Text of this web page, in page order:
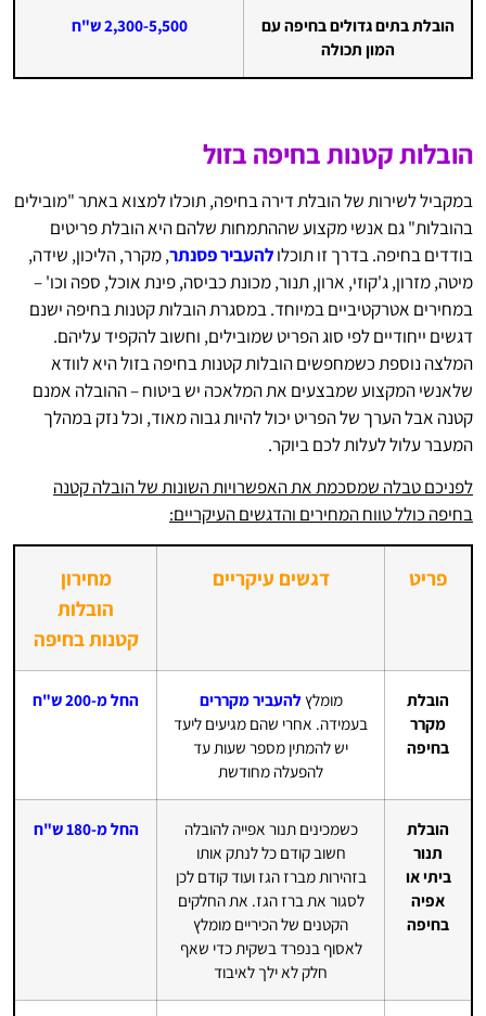
הובלת בתים גדולים בחיפה עם
המון תכולה
2,300-5,500 ש"ח
הובלות קטנות בחיפה בזול
במקביל לשירות של הובלת דירה בחיפה, תוכלו למצוא באתר "מובילים
בהובלות" גם אנשי מקצוע שההתמחות שלהם היא הובלת פריטים
בודדים בחיפה. בדרך זו תוכלולהעביר פסנתר, מקרר, הליכון, שידה,
מיטה, מזרון, ג'קוזי, ארון, תנור, מכונת כביסה, פינת אוכל, ספה וכו' –
במחירים אטרקטיביים במיוחד. במסגרת הובלות קטנות בחיפה ישנם
דגשים ייחודיים לפי סוג הפריט שמובילים, וחשוב להקפיד עליהם.
המלצה נוספת כשמחפשים הובלות קטנות בחיפה בזול היא לוודא
שלאנשי המקצוע שמבצעים את המלאכה יש ביטוח – ההובלה אמנם
קטנה אבל הערך של הפריט יכול להיות גבוה מאוד, וכל נזק במהלך
המעבר עלול לעלות לכם ביוקר.
לפניכם טבלה שמסכמת את האפשרויות השונות של הובלה קטנה
בחיפה כולל טווח המחירים והדגשים העיקריים:
פריט דגשים עיקריים
מחירון
הובלות
קטנות בחיפה
הובלת
מקרר
בחיפה
מומלץלהעביר מקררים
בעמידה. אחרי שהם מגיעים ליעד
יש להמתין מספר שעות עד
להפעלה מחודשת
החל מ-200 ש"ח
הובלת
תנור
ביתי או
אפיה
בחיפה
כשמכינים תנור אפייה להובלה
חשוב קודם כל לנתק אותו
בזהירות מברז הגז ועוד קודם לכן
לסגור את ברז הגז. את החלקים
הקטנים של הכיריים מומלץ
לאסוף בנפרד בשקית כדי שאף
חלק לא ילך לאיבוד
החל מ-180 ש"ח